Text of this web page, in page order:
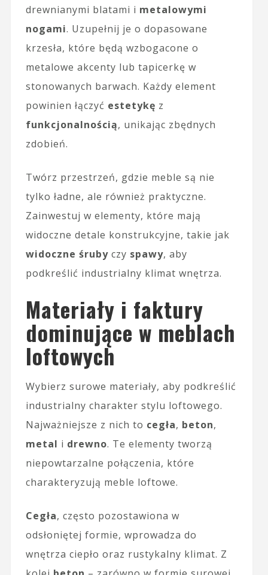
drewnianymi blatami i metalowymi
nogami. Uzupełnij je o dopasowane
krzesła, które będą wzbogacone o
metalowe akcenty lub tapicerkę w
stonowanych barwach. Każdy element
powinien łączyć estetykę z
funkcjonalnością, unikając zbędnych
zdobień.
Twórz przestrzeń, gdzie meble są nie
tylko ładne, ale również praktyczne.
Zainwestuj w elementy, które mają
widoczne detale konstrukcyjne, takie jak
widoczne śrubyczy spawy, aby
podkreślić industrialny klimat wnętrza.
Materiały i faktury
dominujące w meblach
loftowych
Wybierz surowe materiały, aby podkreślić
industrialny charakter stylu loftowego.
Najważniejsze z nich to cegła, beton,
metal i drewno. Te elementy tworzą
niepowtarzalne połączenia, które
charakteryzują meble loftowe.
Cegła, często pozostawiona w
odsłoniętej formie, wprowadza do
wnętrza ciepło oraz rustykalny klimat. Z